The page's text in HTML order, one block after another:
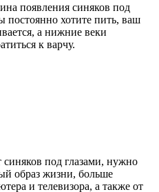
появления синяков под
постоянно хотите пить, ваш
а нижние веки
к варчу.
синяков под глазами, нужно
образ жизни, больше
и телевизора, а также от